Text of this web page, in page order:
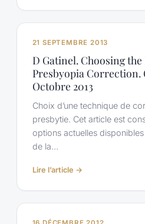
inlays
dans
la
chirurgie
Réalités
21 SEPTEMBRE 2013
D Gatinel. Choosing
Presbyopia Correction.
Octobre 2013
Choix d’une technique de
presbytie. Cet article est
options actuelles
de la…
Lire l’article →:
Choosing
the